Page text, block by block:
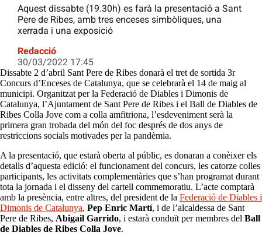
Aquest dissabte (19.30h) es farà la presentació a Sant
Pere de Ribes, amb tres enceses simbòliques, una
xerrada i una exposició
Redacció
30/03/2022 17:45
Dissabte 2 d’abril Sant Pere de Ribes donarà el tret de sortida 3r
Concurs d’Enceses de Catalunya, que se celebrarà el 14 de maig al
municipi. Organitzat per la Federació de Diables i Dimonis de
Catalunya, l’Ajuntament de Sant Pere de Ribes i el Ball de Diables de
Ribes Colla Jove com a colla amfitriona, l’esdeveniment serà la
primera gran trobada del món del foc després de dos anys de
restriccions socials motivades per la pandèmia.
A la presentació, que estarà oberta al públic, es donaran a conèixer els
detalls d’aquesta edició: el funcionament del concurs, les catorze colles
participants, les activitats complementàries que s’han programat durant
tota la jornada i el disseny del cartell commemoratiu. L’acte comptarà
amb la presència, entre altres, del president de la Federació de Diables i
Dimonis de Catalunya, Pep Enric Martí, i de l’alcaldessa de Sant
Pere de Ribes, Abigail Garrido, i estarà conduït per membres del Ball
de Diables de Ribes Colla Jove.